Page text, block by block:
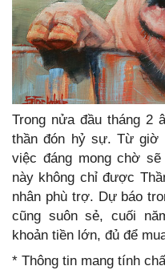
Trong nửa đầu tháng 2
thần đón hỷ sự. Từ giờ
việc đáng mong chờ
này không chỉ được
nhân phù trợ. Dự báo
cũng suôn sẻ, cuối
khoản tiền lớn, đủ để
* Thông tin mang tính